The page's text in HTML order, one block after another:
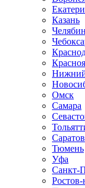
Казань
Омск
Самара
Саратов
Тюмень
Уфа
Санкт-